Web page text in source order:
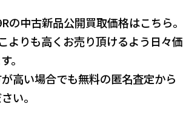
の中古新品公開買取価格はこちら。
よりも高くお売り頂けるよう日々価
。
高い場合でも無料の匿名査定から
い。